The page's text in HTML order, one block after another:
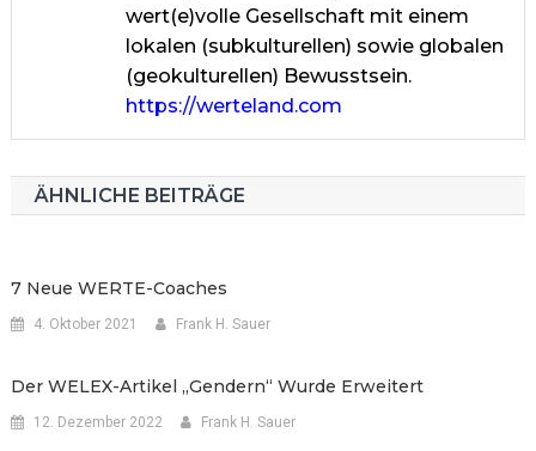
wert(e)volle Gesellschaft mit einem
lokalen (subkulturellen) sowie globalen
(geokulturellen) Bewusstsein.
https://werteland.com
ÄHNLICHE BEITRÄGE
7 Neue WERTE-Coaches
4. Oktober 2021 Frank H. Sauer
Der WELEX-Artikel „Gendern“ Wurde Erweitert
12. Dezember 2022 Frank H. Sauer